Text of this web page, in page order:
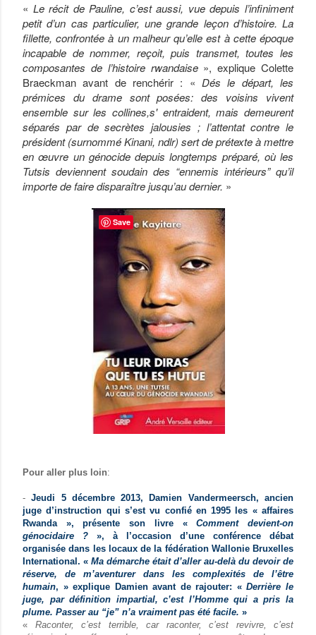
« Le récit de Pauline, c’est aussi, vue depuis l’infiniment
petit d’un cas particulier, une grande leçon d’histoire. La
fillette, confrontée à un malheur qu’elle est à cette époque
incapable de nommer, reçoit, puis transmet, toutes les
composantes de l’histoire rwandaise», explique Colette
Braeckman avant de renchérir : « Dés le départ, les
prémices du drame sont posées: des voisins vivent
ensemble sur les collines,s' entraident, mais demeurent
séparés par de secrètes jalousies ; l’attentat contre le
président (surnommé Kinani, ndlr) sert de prétexte à mettre
en œuvre un génocide depuis longtemps préparé, où les
Tutsis deviennent soudain des “ennemis intérieurs” qu’il
importe de faire disparaître jusqu’au dernier. »
Pour aller plus loin:
-Jeudi 5 décembre 2013, Damien Vandermeersch, ancien
juge d’instruction qui s’est vu confié en 1995 les « affaires
Rwanda », présente son livre «Comment devient-on
génocidaire ? », à l’occasion d’une conférence débat
organisée dans les locaux de la fédération Wallonie Bruxelles
International. « Ma démarche était d’aller au-delà du devoir de
réserve, de m’aventurer dans les complexités de l’être
humain, » explique Damien avant de rajouter: «Derrière le
juge, par définition impartial, c’est l’Homme qui a pris la
plume. Passer au “je” n’a vraiment pas été facile. »
« Raconter, c’est terrible, car raconter, c’est revivre, c’est
Save